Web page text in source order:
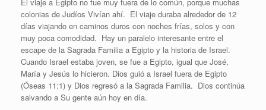
colonias de Judíos Vivían ahí. El viaje duraba alrededor de 12
días viajando en caminos duros con noches frías, solos y con
muy poca comodidad. Hay un paralelo interesante entre el
escape de la Sagrada Familia a Egipto y la historia de Israel.
Cuando Israel estaba joven, se fue a Egipto, igual que José,
María y Jesús lo hicieron. Dios guió a Israel fuera de Egipto
(Óseas 11:1) y Dios regresó a la Sagrada Familia. Dios continúa
salvando a Su gente aún hoy en día.